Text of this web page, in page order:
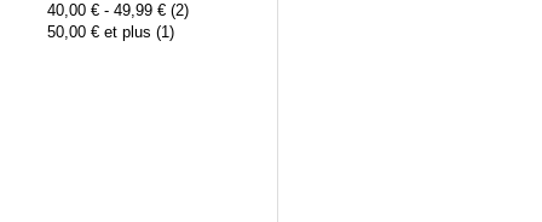
40,00 € -49,99 € (2)
50,00 € et plus (1)